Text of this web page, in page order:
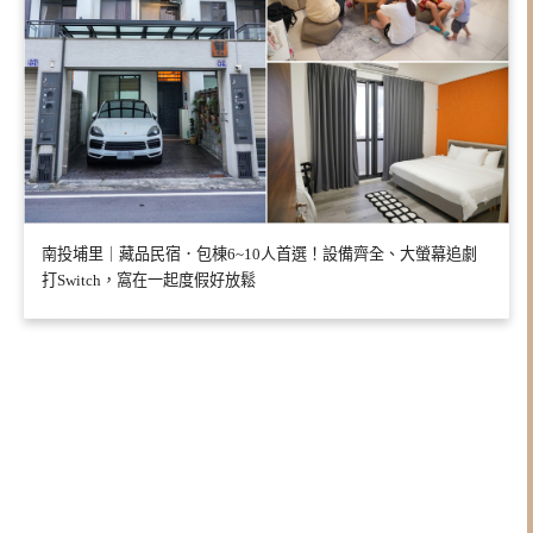
南投埔里｜藏品民宿．包棟6~10人首選！設備齊全、大螢幕追劇
打Switch，窩在一起度假好放鬆